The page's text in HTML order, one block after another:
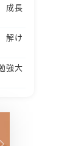
成長
解け
強大